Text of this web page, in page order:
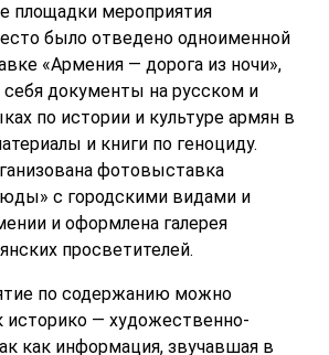
площадки мероприятия
было отведено одноименной
«Армения — дорога из ночи»,
документы на русском и
по истории и культуре армян в
и книги по геноциду.
фотовыставка
с городскими видами и
и оформлена галерея
просветителей.
по содержанию можно
историко — художественно-
как информация, звучавшая в